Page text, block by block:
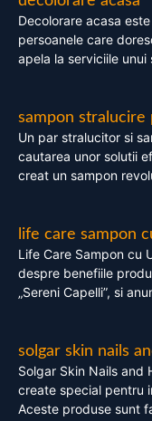
Decolorare acasa
persoanele care
apela la serviciile unui
sampon stralucire
Un par stralucitor si
cautarea unor solutii
creat un sampon
life care sampon
Life Care Sampon cu
despre benefiile
„Sereni Capelli”, si
solgar skin nails
Solgar Skin Nails and
create special pentru
Aceste produse sunt